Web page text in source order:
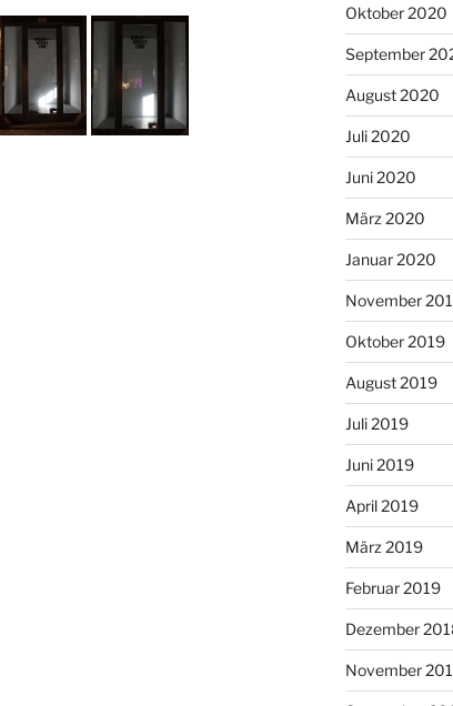
Oktober 2020
September
August 2020
Juli 2020
Juni 2020
März 2020
Januar 2020
November
Oktober 2019
August 2019
Juli 2019
Juni 2019
April 2019
März 2019
Februar 2019
Dezember
November